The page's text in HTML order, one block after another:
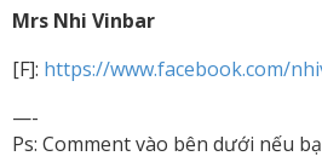
Mrs Nhi Vinbar
[F]: https://www.facebook.com/
—-
Ps: Comment vào bên dưới nếu